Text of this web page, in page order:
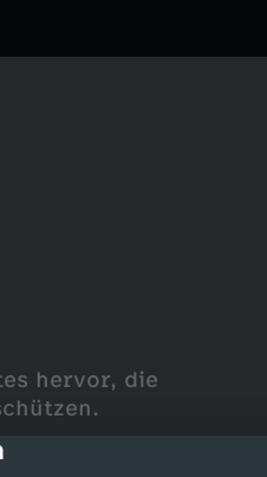
hervor, die